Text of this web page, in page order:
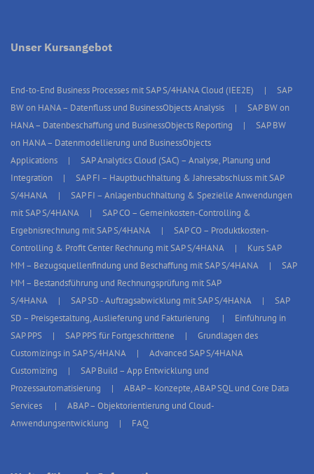
Unser Kursangebot
End-to-End Business Processes mit SAP S/4HANA Cloud (IEE2E)
SAP
BW on HANA – Datenfluss und BusinessObjects Analysis
SAP BW on
HANA – Datenbeschaffung und BusinessObjects Reporting
SAP BW
on HANA – Datenmodellierung und BusinessObjects
Applications
SAP Analytics Cloud (SAC) – Analyse, Planung und
Integration
SAP FI – Hauptbuchhaltung & Jahresabschluss mit SAP
S/4HANA
SAP FI – Anlagenbuchhaltung & Spezielle Anwendungen
mit SAP S/4HANA
SAP CO – Gemeinkosten-Controlling &
Ergebnisrechnung mit SAP S/4HANA
SAP CO – Produktkosten-
Controlling & Profit Center Rechnung mit SAP S/4HANA
Kurs SAP
MM – Bezugsquellenfindung und Beschaffung mit SAP S/4HANA
SAP
MM – Bestandsführung und Rechnungsprüfung mit SAP
S/4HANA
SAP SD - Auftragsabwicklung mit SAP S/4HANA
SAP
SD – Preisgestaltung, Auslieferung und Fakturierung
Einführung in
SAP PPS
SAP PPS für Fortgeschrittene
Grundlagen des
Customizings in SAP S/4HANA
Advanced SAP S/4HANA
Customizing
SAP Build – App Entwicklung und
Prozessautomatisierung
ABAP – Konzepte, ABAP SQL und Core Data
Services
ABAP – Objektorientierung und Cloud-
Anwendungsentwicklung
FAQ